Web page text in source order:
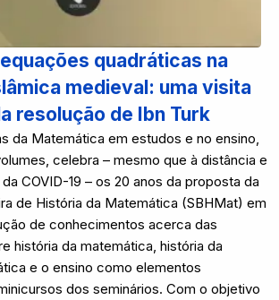
quadráticas na
medieval: uma visita
resolução de Ibn Turk
da Matemática em estudos e no ensino,
celebra – mesmo que à distância e
COVID-19 – os 20 anos da proposta da
de História da Matemática (SBHMat) em
de conhecimentos acerca das
história da matemática, história da
e o ensino como elementos
dos seminários. Com o objetivo